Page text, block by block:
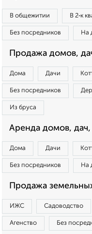
В общежитии В 2‑к
Без посредников На
Продажа домов,
Дома Дачи
Без посредников
Из бруса
Аренда домов,
Дома Дачи
Без посредников На
Продажа
ИЖС Садоводство
Агенство Без